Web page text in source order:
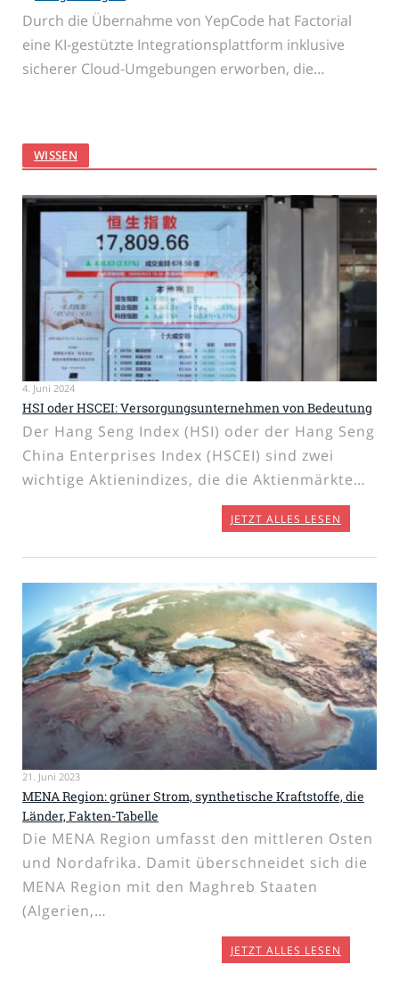
Durch die Übernahme von YepCode hat Factorial
eine KI-gestützte Integrationsplattform inklusive
sicherer Cloud-Umgebungen erworben, die…
WISSEN
4. Juni 2024
HSI oder HSCEI: Versorgungsunternehmen von Bedeutung
Der Hang Seng Index (HSI) oder der Hang Seng
China Enterprises Index (HSCEI) sind zwei
wichtige Aktienindizes, die die Aktienmärkte…
JETZT ALLES LESEN
21. Juni 2023
MENA Region: grüner Strom, synthetische Kraftstoffe, die
Länder, Fakten-Tabelle
Die MENA Region umfasst den mittleren Osten
und Nordafrika. Damit überschneidet sich die
MENA Region mit den Maghreb Staaten
(Algerien,…
JETZT ALLES LESEN